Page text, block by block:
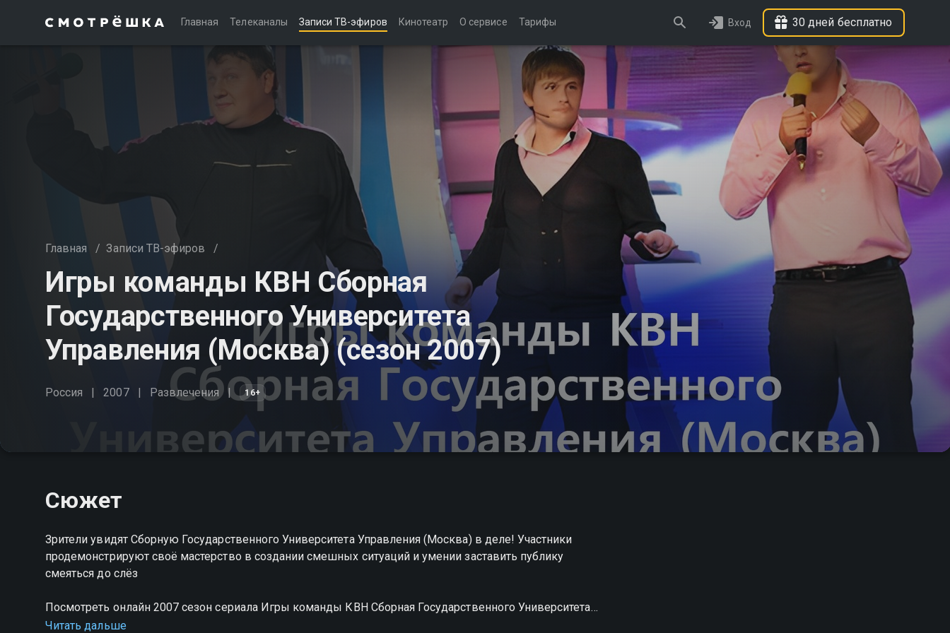
Главная Телеканалы Записи ТВ-эфиров Кинотеатр О сервисе Тарифы Вход 30 дней бесплатно
Главная / Записи ТВ-эфиров /
Игры команды КВН Сборная
Государственного Университета
Управления (Москва) (сезон 2007)
Россия 2007 Развлечения 16+
Сюжет
Зрители увидят Сборную Государственного Университета Управления (Москва) в деле! Участники
продемонстрируют своё мастерство в создании смешных ситуаций и умении заставить публику
смеяться до слёз
Посмотреть онлайн 2007 сезон сериала Игры команды КВН Сборная Государственного Университета
Управления (Москва) вы можете совершенно бесплатно в хорошем HD качестве на Смотрёшке
Читать дальше